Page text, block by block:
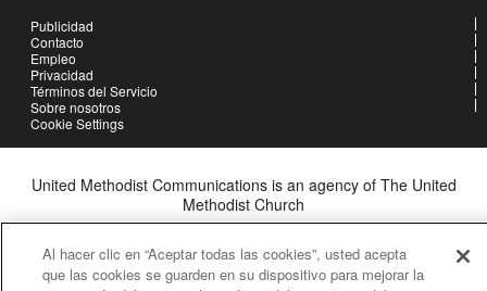
Publicidad
Contacto
Empleo
Privacidad
Términos del Servicio
Sobre nosotros
Cookie Settings
United Methodist Communications is an agency of The United
Methodist Church
©2026United Methodist Communications. All Rights Reserved
Al hacer clic en “Aceptar todas las cookies”, usted acepta
que las cookies se guarden en su dispositivo para mejorar la